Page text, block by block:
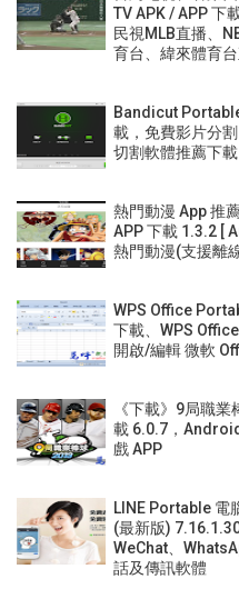
TV APK / APP 下
民視MLB直播、
育台、緯來體育
Bandicut
載，免費影片分
切割軟體推薦下
熱門動漫 App 推
APP 下載 1.3.2 [
熱門動漫(支援離
WPS Office
下載、WPS
開啟/編輯 微軟
《下載》9局職
載 6.0.7，
戲 APP
LINE Portable 電
(最新版)
WeChat、
話及傳訊軟體